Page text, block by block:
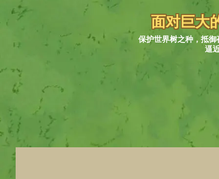
面对巨大
保护世界树之种，抵
逼